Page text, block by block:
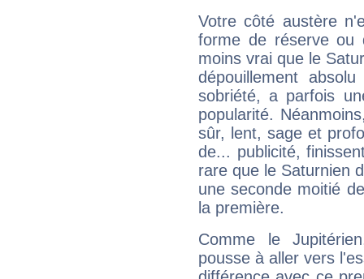
Votre côté austère
forme de réserve
moins vrai que le
dépouillement
sobriété, a parfois
popularité.
sûr, lent, sage et
de... publicité,
rare que le Saturnien
une seconde moitié
la première.
Comme le
pousse à aller vers